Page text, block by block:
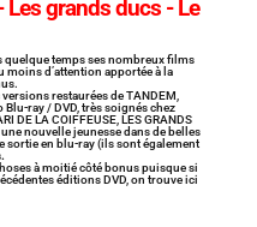
Les grands ducs - Le
quelque temps ses nombreux films
moins d’attention apportée à la
restaurées de TANDEM,
Blu-ray / DVD, très soignés chez
DE LA COIFFEUSE, LES GRANDS
une nouvelle jeunesse dans de belles
sortie en blu-ray (ils sont également
à moitié côté bonus puisque si
éditions DVD, on trouve ici